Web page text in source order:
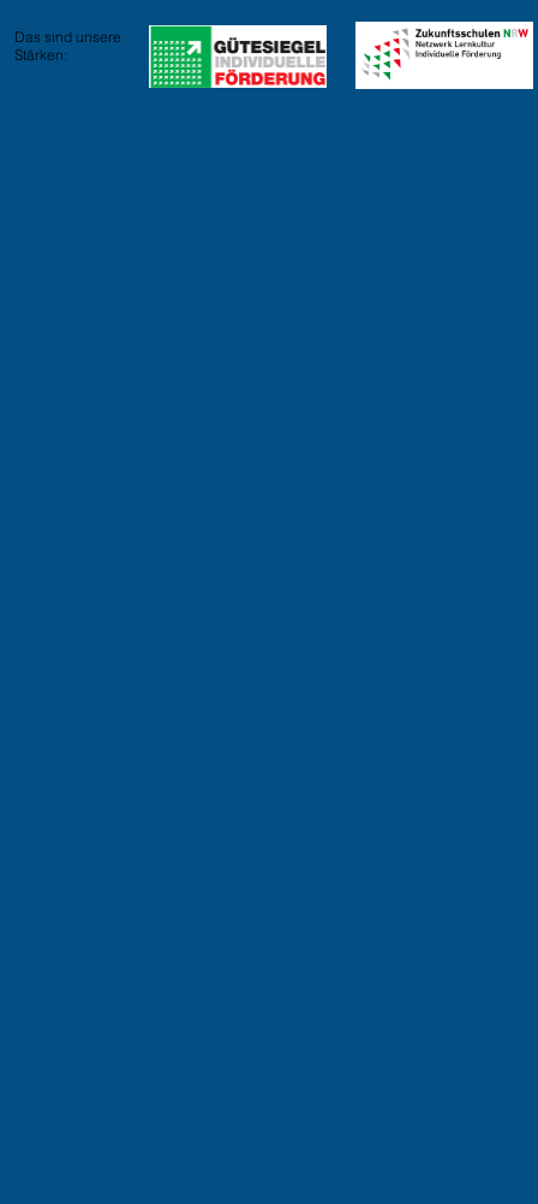
Das sind unsere
Stärken: